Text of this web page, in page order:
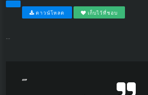
ดาวน์โหลด เก็บไว้ที่ชอบ
“”